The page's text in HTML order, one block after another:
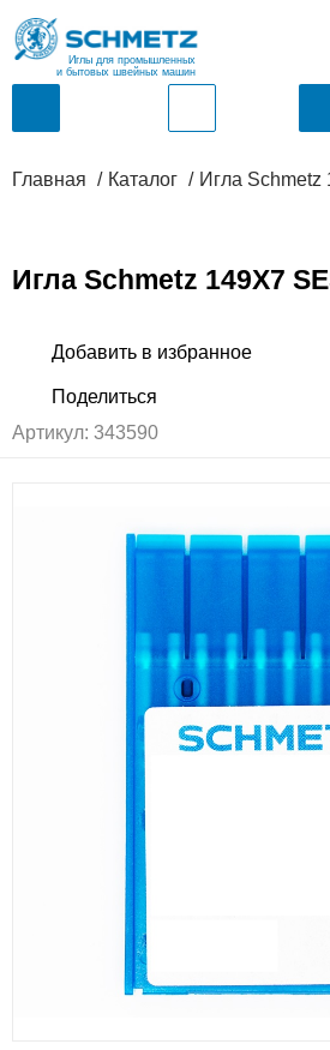
Иглы для промышленных
и бытовых швейных машин
Главная Каталог Игла
Игла Schmetz 149X7
Артикул: 343590